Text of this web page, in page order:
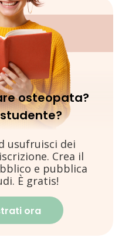
osteopata?
usufruisci dei
Crea il
e pubblica
È gratis!
ora